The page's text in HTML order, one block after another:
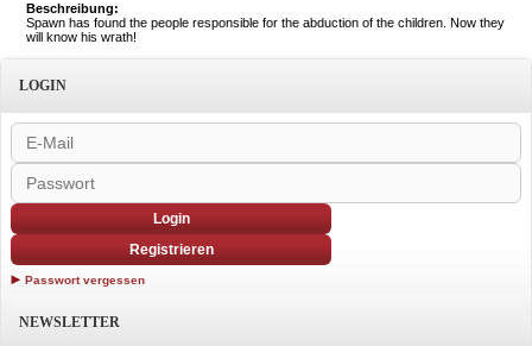
Beschreibung:
Spawn has found the people responsible for the abduction of the children. Now they
will know his wrath!
LOGIN
Login
Registrieren
Passwort vergessen
NEWSLETTER